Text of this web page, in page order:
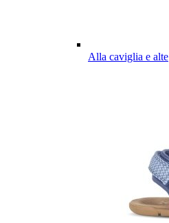
Alla caviglia e alte